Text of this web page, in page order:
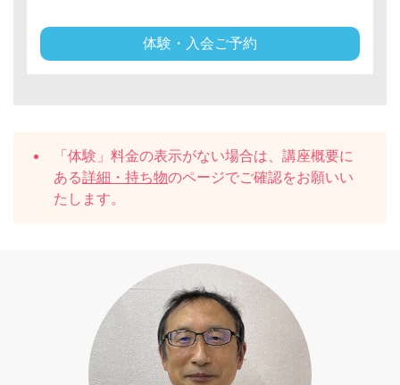
体験・入会ご予約
「体験」料金の表示がない場合は、講座概要に
ある詳細・持ち物のページでご確認をお願いい
たします。